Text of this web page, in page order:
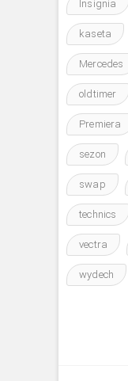
Insignia
kaseta
Mercedes
oldtimer
Premiera
sezon
swap
technics
vectra
wydech